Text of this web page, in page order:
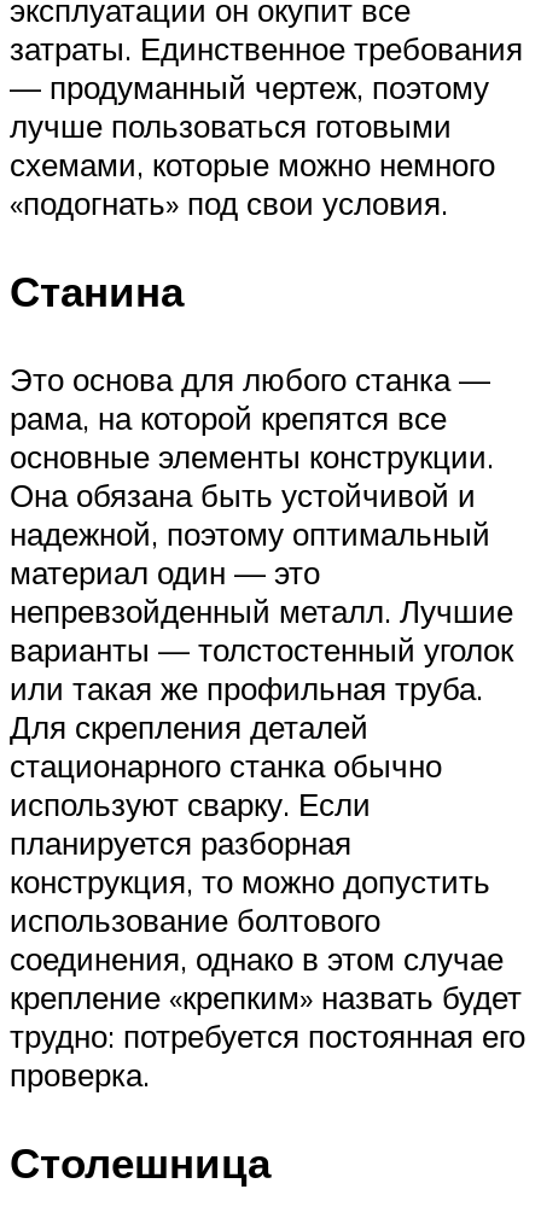
эксплуатации он окупит все
затраты. Единственное требования
— продуманный чертеж, поэтому
лучше пользоваться готовыми
схемами, которые можно немного
«подогнать» под свои условия.
Станина
Это основа для любого станка —
рама, на которой крепятся все
основные элементы конструкции.
Она обязана быть устойчивой и
надежной, поэтому оптимальный
материал один — это
непревзойденный металл. Лучшие
варианты — толстостенный уголок
или такая же профильная труба.
Для скрепления деталей
стационарного станка обычно
используют сварку. Если
планируется разборная
конструкция, то можно допустить
использование болтового
соединения, однако в этом случае
крепление «крепким» назвать будет
трудно: потребуется постоянная его
проверка.
Столешница